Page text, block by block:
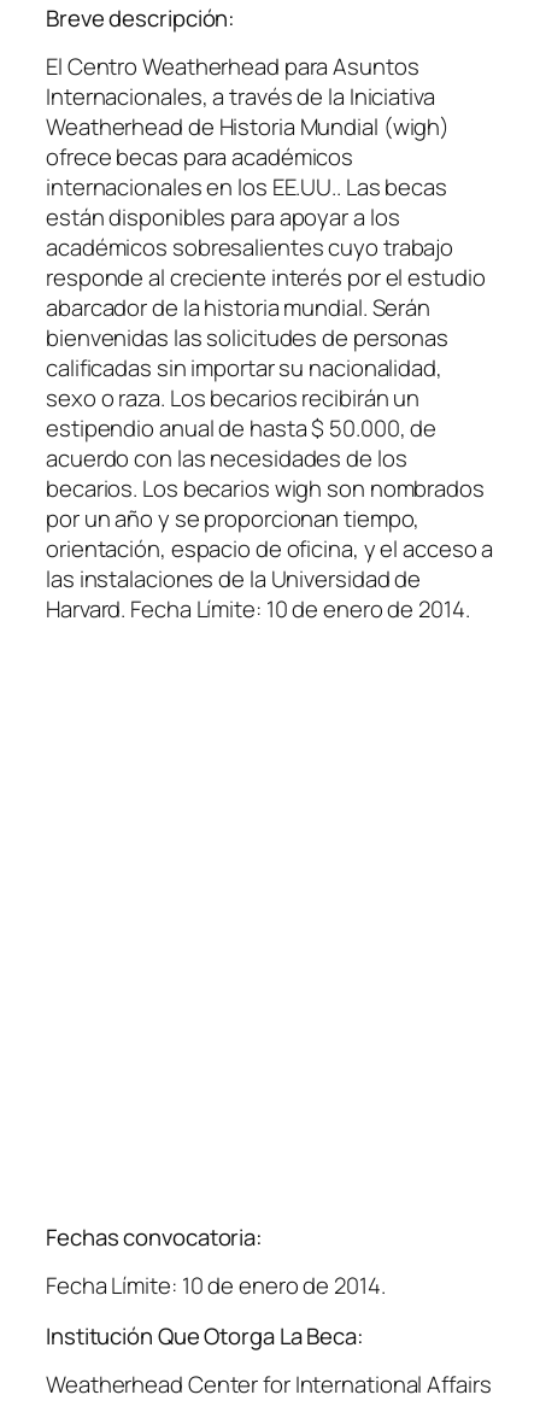
Breve descripción:
El Centro Weatherhead para Asuntos
Internacionales, a través de la Iniciativa
Weatherhead de Historia Mundial (wigh)
ofrece becas para académicos
internacionales en los EE.UU.. Las becas
están disponibles para apoyar a los
académicos sobresalientes cuyo trabajo
responde al creciente interés por el estudio
abarcador de la historia mundial. Serán
bienvenidas las solicitudes de personas
calificadas sin importar su nacionalidad,
sexo o raza. Los becarios recibirán un
estipendio anual de hasta $ 50.000, de
acuerdo con las necesidades de los
becarios. Los becarios wigh son nombrados
por un año y se proporcionan tiempo,
orientación, espacio de oficina, y el acceso a
las instalaciones de la Universidad de
Harvard. Fecha Límite: 10 de enero de 2014.
Fechas convocatoria:
Fecha Límite: 10 de enero de 2014.
Institución Que Otorga La Beca:
Weatherhead Center for International Affairs